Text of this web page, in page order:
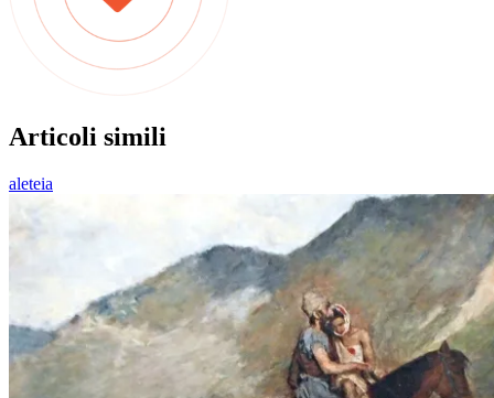
Articoli simili
aleteia